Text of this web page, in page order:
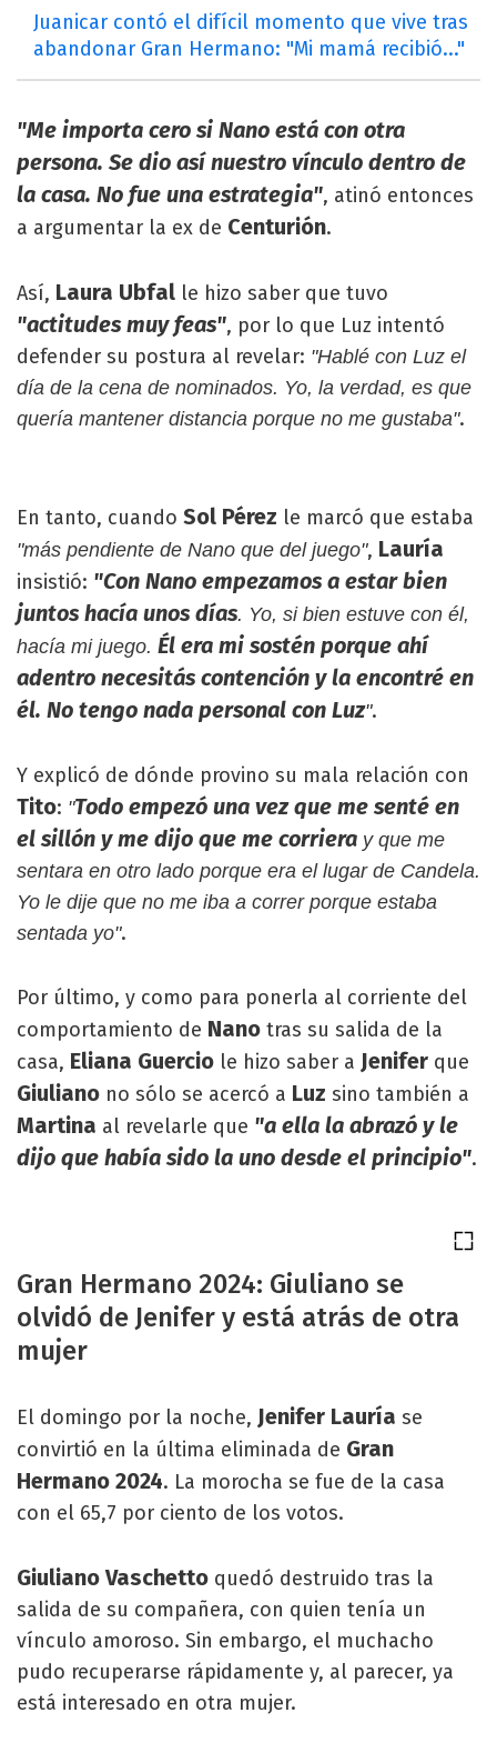
Juanicar contó el difícil momento que vive tras
abandonar Gran Hermano: "Mi mamá recibió..."
"Me importa cero si Nano está con otra
persona. Se dio así nuestro vínculo dentro de
la casa. No fue una estrategia", atinó entonces
a argumentar la ex de Centurión.
Así, Laura Ubfal le hizo saber que tuvo
"actitudes muy feas", por lo que Luz intentó
defender su postura al revelar: "Hablé con Luz el
día de la cena de nominados. Yo, la verdad, es que
quería mantener distancia porque no me gustaba".
En tanto, cuando Sol Pérez le marcó que estaba
"más pendiente de Nano que del juego", Lauría
insistió: "Con Nano empezamos a estar bien
juntos hacía unos días. Yo, si bien estuve con él,
hacía mi juego. Él era mi sostén porque ahí
adentro necesitás contención y la encontré en
él. No tengo nada personal con Luz".
Y explicó de dónde provino su mala relación con
Tito: "Todo empezó una vez que me senté en
el sillón y me dijo que me corriera y que me
sentara en otro lado porque era el lugar de Candela.
Yo le dije que no me iba a correr porque estaba
sentada yo".
Por último, y como para ponerla al corriente del
comportamiento de Nano tras su salida de la
casa, Eliana Guercio le hizo saber a Jenifer que
Giuliano no sólo se acercó a Luz sino también a
Martina al revelarle que "a ella la abrazó y le
dijo que había sido la uno desde el principio".
Gran Hermano 2024: Giuliano se
olvidó de Jenifer y está atrás de otra
mujer
El domingo por la noche, Jenifer Lauría se
convirtió en la última eliminada de Gran
Hermano 2024. La morocha se fue de la casa
con el 65,7 por ciento de los votos.
Giuliano Vaschetto quedó destruido tras la
salida de su compañera, con quien tenía un
vínculo amoroso. Sin embargo, el muchacho
pudo recuperarse rápidamente y, al parecer, ya
está interesado en otra mujer.